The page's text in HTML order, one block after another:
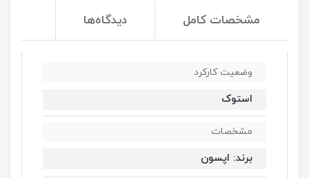
مشخصات کامل دیدگاه‌ها
وضعیت کارکرد
استوک
مشخصات
برند: اپسون